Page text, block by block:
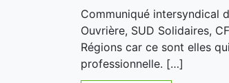
Communiqué intersyndical
Ouvrière, SUD Solidaires,
Régions car ce sont elles
professionnelle. […]